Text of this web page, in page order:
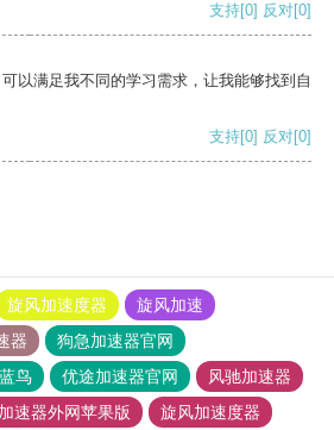
支持[0] 反对[0]
以满足我不同的学习需求，让我能够找到自
支持[0] 反对[0]
旋风加速度器
旋风加速
器
狗急加速器官网
鸟 优途加速器官网
风驰加速器
速器外网苹果版
旋风加速度器